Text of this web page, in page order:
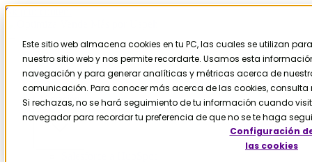
Este sitio web almacena cookies en tu PC, las cuales se utilizan
nuestro sitio web y nos permite recordarte. Usamos esta
navegación y para generar analíticas y métricas acerca de
comunicación. Para conocer más acerca de las cookies,
Si rechazas, no se hará seguimiento de tu información cuando
navegador para recordar tu preferencia de que no se te haga
Configuración
las cookies
Skip to content
Contáctanos
Servicios
HubSpot
Migración